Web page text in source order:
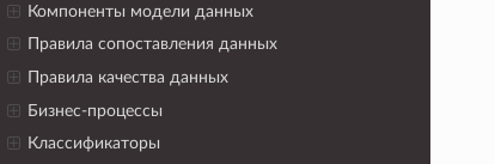
Компоненты модели данных
Правила сопоставления данных
Правила качества данных
Бизнес-процессы
Классификаторы